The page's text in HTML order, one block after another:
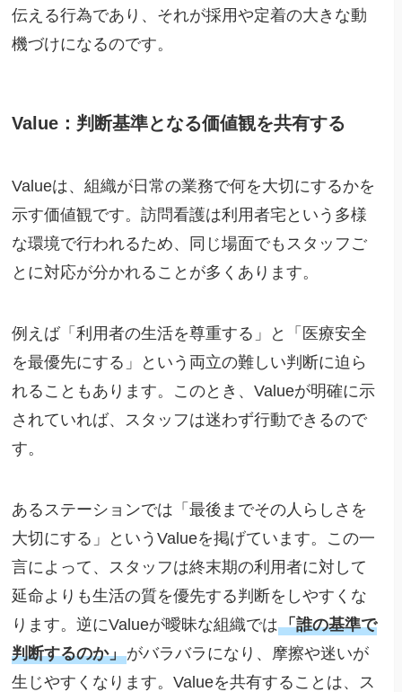
伝える行為であり、それが採用や定着の大きな動
機づけになるのです。
Value：判断基準となる価値観を共有する
Valueは、組織が日常の業務で何を大切にするかを
示す価値観です。訪問看護は利用者宅という多様
な環境で行われるため、同じ場面でもスタッフご
とに対応が分かれることが多くあります。
例えば「利用者の生活を尊重する」と「医療安全
を最優先にする」という両立の難しい判断に迫ら
れることもあります。このとき、Valueが明確に示
されていれば、スタッフは迷わず行動できるので
す。
あるステーションでは「最後までその人らしさを
大切にする」というValueを掲げています。この一
言によって、スタッフは終末期の利用者に対して
延命よりも生活の質を優先する判断をしやすくな
ります。逆にValueが曖昧な組織では「誰の基準で
判断するのか」がバラバラになり、摩擦や迷いが
生じやすくなります。Valueを共有することは、ス